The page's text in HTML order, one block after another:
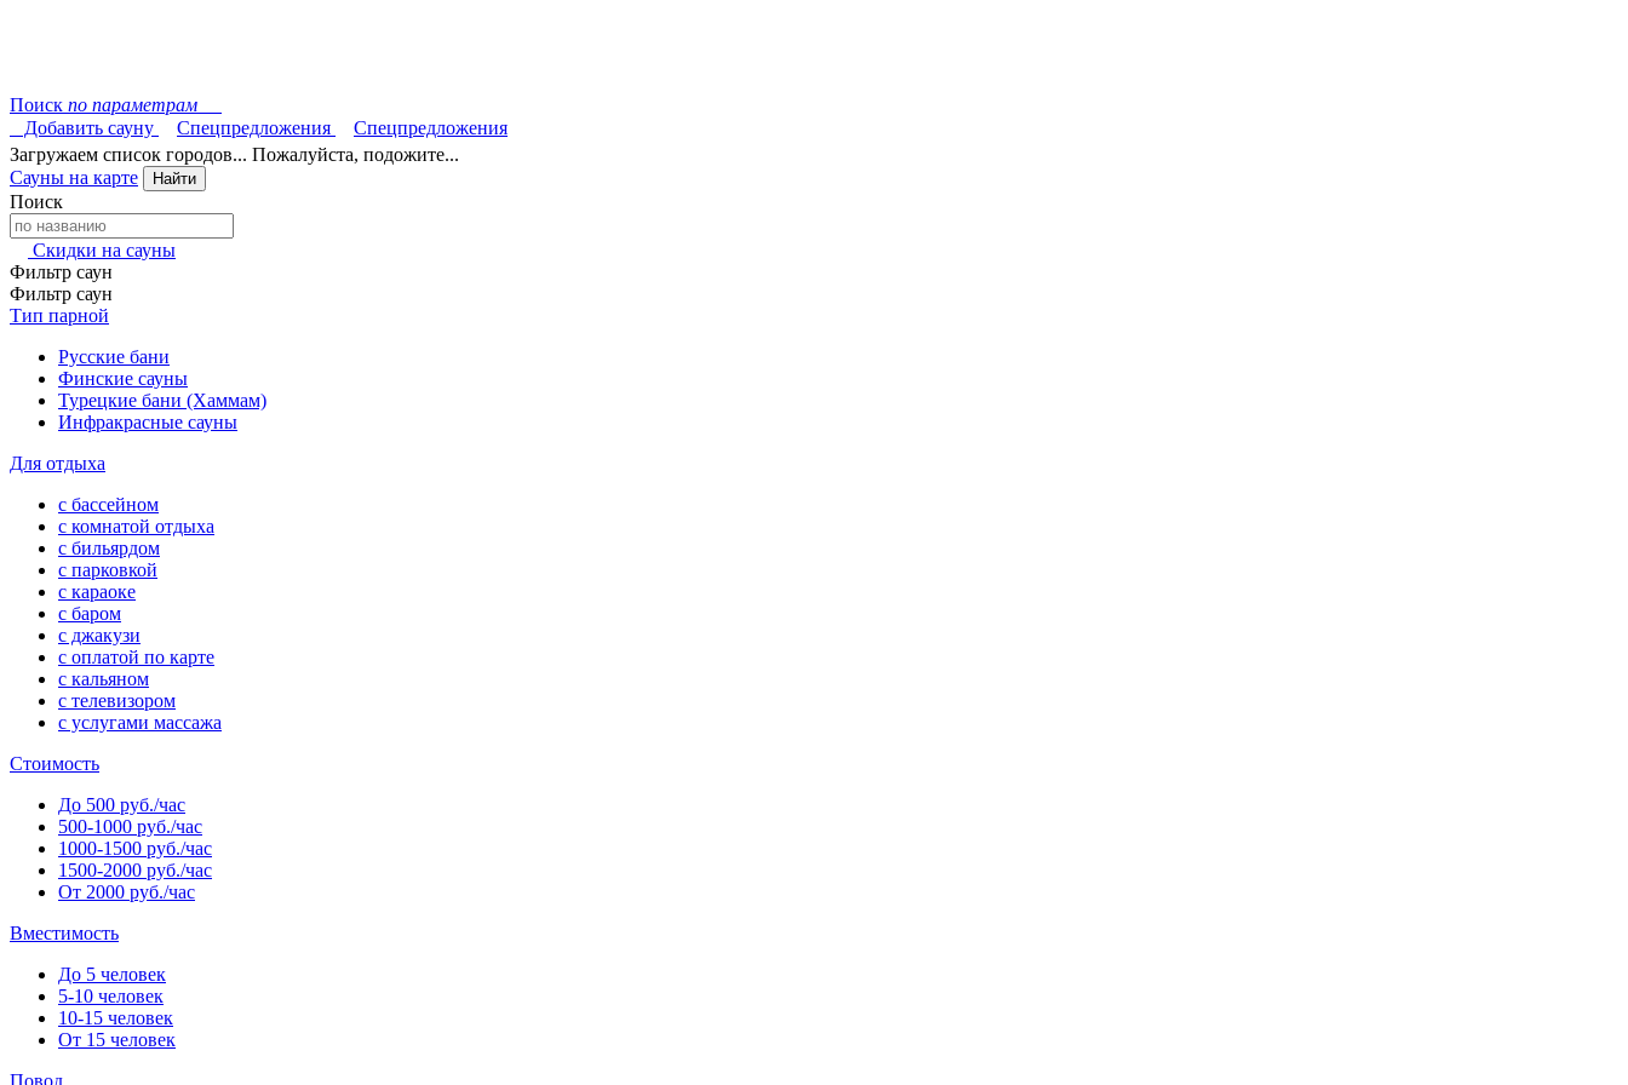
Поиск по параметрам
Добавить сауну
Спецпредложения
Спецпредложения
Загружаем список городов... Пожалуйста, подожите...
Сауны на карте
Найти
Поиск
Скидки на сауны
Фильтр саун
Фильтр саун
Тип парной
Русские бани
Финские сауны
Турецкие бани (Хаммам)
Инфракрасные сауны
Для отдыха
с бассейном
с комнатой отдыха
с бильярдом
с парковкой
с караоке
с баром
с джакузи
с оплатой по карте
с кальяном
с телевизором
с услугами массажа
Стоимость
До 500 руб./час
500-1000 руб./час
1000-1500 руб./час
1500-2000 руб./час
От 2000 руб./час
Вместимость
До 5 человек
5-10 человек
10-15 человек
От 15 человек
Повод